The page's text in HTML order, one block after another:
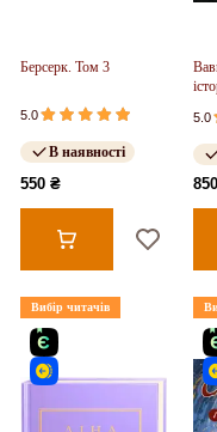
Берсерк. Том 3
5.0
В наявності
550 ₴
(у)
5.0
Вибір читачів